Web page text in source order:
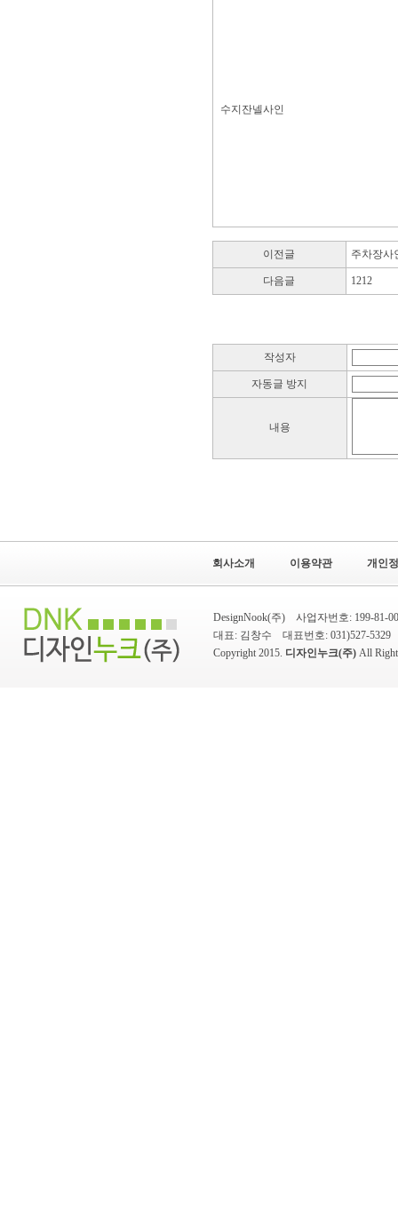
수지잔넬사인
이전글 주차장사
다음글 1212
작성자
자동글 방지
내용
회사소개 이용약관 개인
DesignNook(주) 사업자번호: 199-81-
대표: 김창수 대표번호: 031)527-5329
Copyright 2015. 디자인누크(주) All